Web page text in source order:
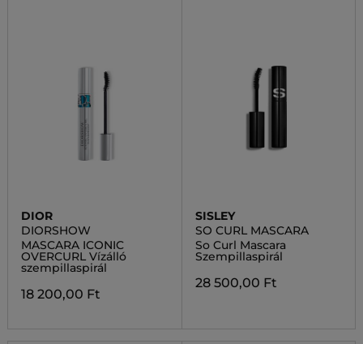
DIOR
DIORSHOW
MASCARA ICONIC
OVERCURL Vízálló
szempillaspirál
18 200,00 Ft
SISLEY
SO CURL MASCARA
So Curl Mascara
Szempillaspirál
28 500,00 Ft